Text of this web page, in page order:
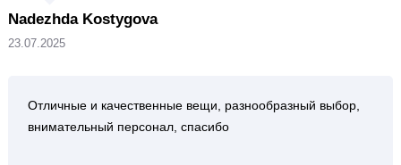
Nadezhda Kostygova
23.07.2025
Отличные и качественные вещи, разнообразный выбор,
внимательный персонал, спасибо